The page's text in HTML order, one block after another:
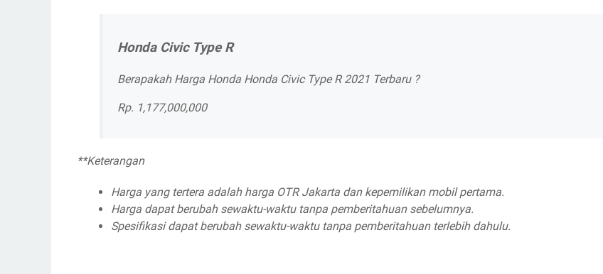
Honda Civic Type R
Berapakah Harga Honda Honda Civic Type R 2021 Terbaru ?
Rp. 1,177,000,000
**Keterangan
Harga yang tertera adalah harga OTR Jakarta dan kepemilikan mobil pertama.
Harga dapat berubah sewaktu-waktu tanpa pemberitahuan sebelumnya.
Spesifikasi dapat berubah sewaktu-waktu tanpa pemberitahuan terlebih dahulu.